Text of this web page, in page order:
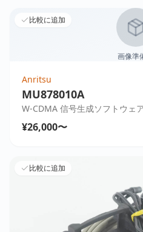
比較に追加
画像準
Anritsu
MU878010A
W-CDMA 信号生成ソフトウェ
¥26,000〜
比較に追加